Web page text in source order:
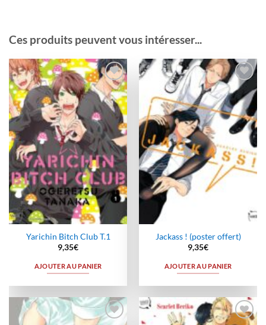
Ces produits peuvent vous intéresser...
Ajouter
à la
wishlist
Yarichin Bitch Club T.1
9,35€
AJOUTER AU PANIER
Ajouter
à la
wishlist
Jackass ! (poster offert)
9,35€
AJOUTER AU PANIER